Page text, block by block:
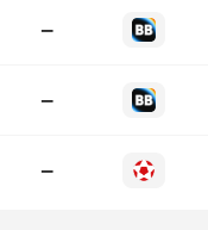
—
—
—